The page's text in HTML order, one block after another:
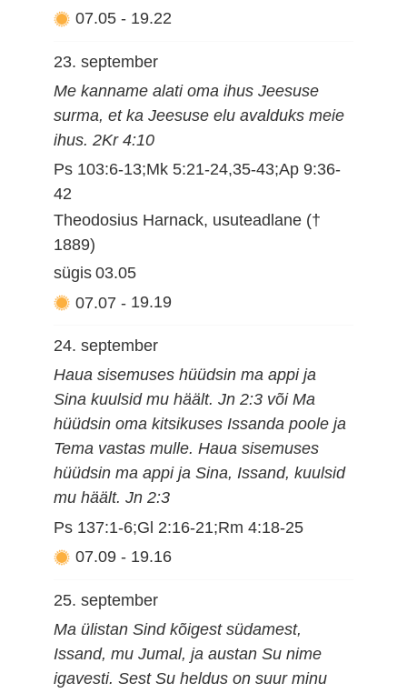
07.05 - 19.22
23. september
Me kanname alati oma ihus Jeesuse
surma, et ka Jeesuse elu avalduks meie
ihus. 2Kr 4:10
Ps 103:6-13;Mk 5:21-24,35-43;Ap 9:36-
42
Theodosius Harnack, usuteadlane (†
1889)
sügis 03.05
07.07 - 19.19
24. september
Haua sisemuses hüüdsin ma appi ja
Sina kuulsid mu häält. Jn 2:3 või Ma
hüüdsin oma kitsikuses Issanda poole ja
Tema vastas mulle. Haua sisemuses
hüüdsin ma appi ja Sina, Issand, kuulsid
mu häält. Jn 2:3
Ps 137:1-6;Gl 2:16-21;Rm 4:18-25
07.09 - 19.16
25. september
Ma ülistan Sind kõigest südamest,
Issand, mu Jumal, ja austan Su nime
igavesti. Sest Su heldus on suur minu